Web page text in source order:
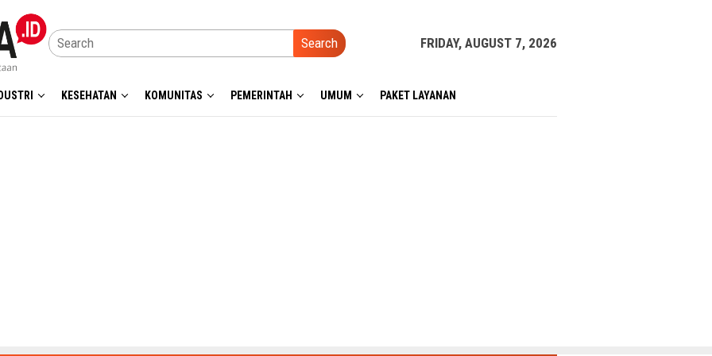
Search FRIDAY, AUGUST 7, 2026
KESEHATAN KOMUNITAS PEMERINTAH UMUM PAKET LAYANAN